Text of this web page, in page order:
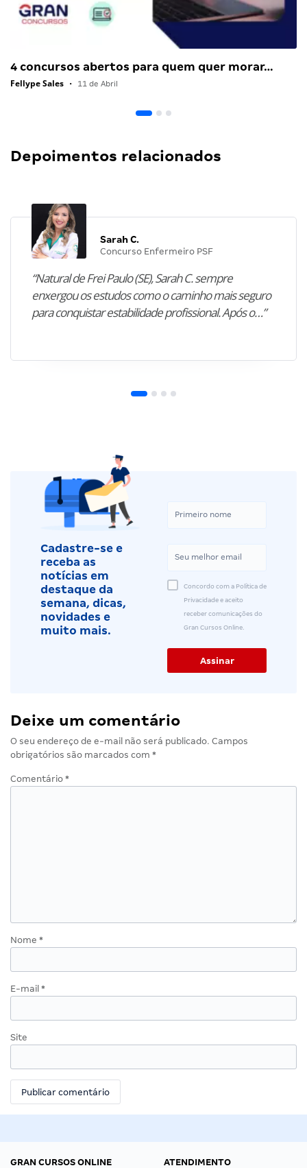
4 concursos abertos para quem quer morar…
Fellype Sales • 11 de Abril
Depoimentos relacionados
Sarah C.
Concurso Enfermeiro PSF
“Natural de Frei Paulo (SE), Sarah C. sempre
enxergou os estudos como o caminho mais seguro
para conquistar estabilidade profissional. Após o…”
Cadastre-se e
receba as
notícias em
destaque da
semana, dicas,
novidades e
muito mais.
Concordo com a Política de
Privacidade e aceito
receber comunicações do
Gran Cursos Online.
Deixe um comentário
O seu endereço de e-mail não será publicado. Campos
obrigatórios são marcados com *
Comentário *
Nome *
E-mail *
Site
GRAN CURSOS ONLINE
ATENDIMENTO